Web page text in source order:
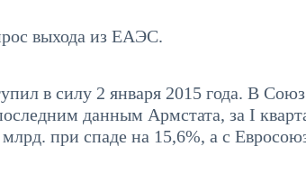
выхода из ЕАЭС.
в силу 2 января 2015 года. В Союз
данным Армстата, за I
при спаде на 15,6%, а с